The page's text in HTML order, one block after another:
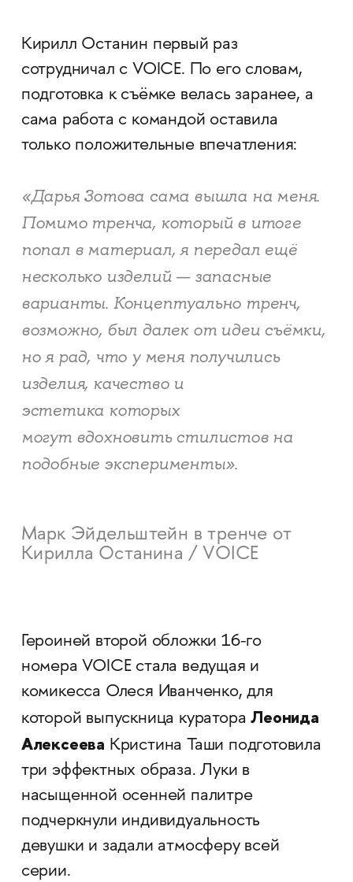
Кирилл Останин первый раз
сотрудничал с VOICE. По его словам,
подготовка к съёмке велась заранее, а
сама работа с командой оставила
только положительные впечатления:
«Дарья Зотова сама вышла на меня.
Помимо тренча, который в итоге
попал в материал, я передал ещё
несколько изделий — запасные
варианты. Концептуально тренч,
возможно, был далек от идеи съёмки,
но я рад, что у меня получились
изделия, качество и
эстетика которых
могут вдохновить стилистов на
подобные эксперименты».
Марк Эйдельштейн в тренче от
Кирилла Останина / VOICE
Героиней второй обложки 16-го
номера VOICE стала ведущая и
комикесса Олеся Иванченко, для
которой выпускница куратораЛеонида
Алексеева Кристина Таши подготовила
три эффектных образа. Луки в
насыщенной осенней палитре
подчеркнули индивидуальность
девушки и задали атмосферу всей
серии.